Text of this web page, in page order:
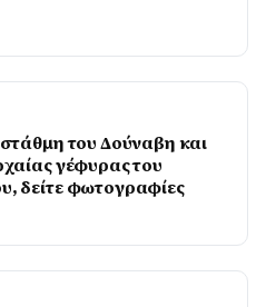
του Δούναβη και
γέφυρας του
δείτε φωτογραφίες